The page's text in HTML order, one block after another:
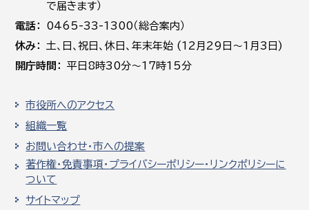
で届きます）
電話
0465-33-1300（総合案内）
休み
土､日､祝日、休日、年末年始 (12月29日～1月3日)
開庁時間
平日8時30分～17時15分
市役所へのアクセス
組織一覧
お問い合わせ・市への提案
著作権・免責事項・プライバシーポリシー・リンクポリシーに
ついて
サイトマップ